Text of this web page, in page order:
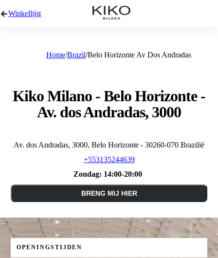
Winkellijst
Home Brazil Belo Horizonte Av Dos Andradas
Kiko Milano - Belo Horizonte -
Av. dos Andradas, 3000
Av. dos Andradas, 3000, Belo Horizonte - 30260-070 Brazilië
+553135244639
Zondag: 14:00-20:00
BRENG MIJ HIER
OPENINGSTIJDEN